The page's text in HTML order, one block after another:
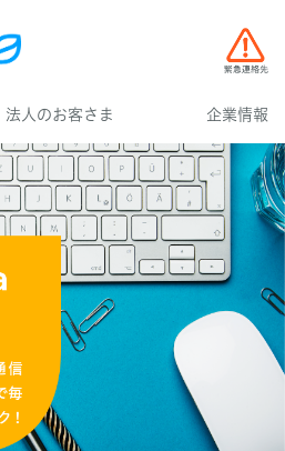
法人のお客さま 企業情報